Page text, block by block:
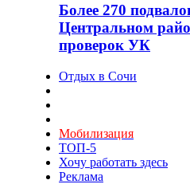
Более 270
Центральном
проверок УК
Отдых в Сочи
Мобилизация
ТОП-5
Хочу работать здесь
Реклама